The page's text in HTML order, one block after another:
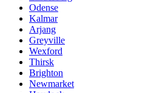
Odense
Kalmar
Arjang
Greyville
Wexford
Thirsk
Brighton
Newmarket